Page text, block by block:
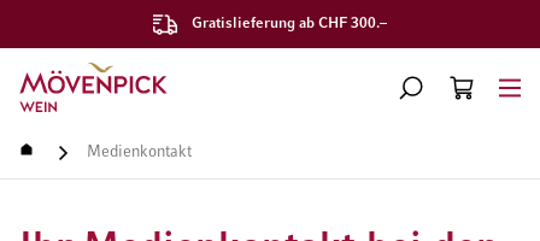
Gratislieferung ab CHF 300.–
Zur Startseite
SUCHE
WARENKORB
Startseite Medienkontakt